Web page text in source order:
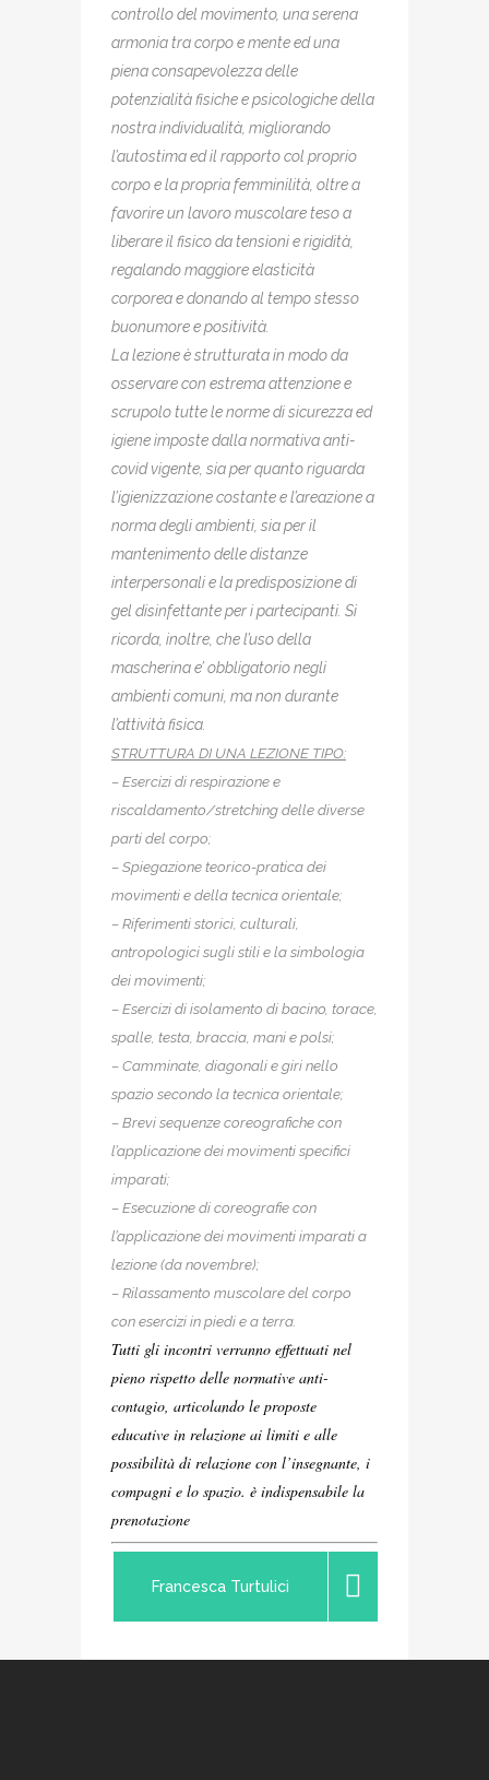
controllo del movimento, una serena
armonia tra corpo e mente ed una
piena consapevolezza delle
potenzialità fisiche e psicologiche della
nostra individualità, migliorando
l’autostima ed il rapporto col proprio
corpo e la propria femminilità, oltre a
favorire un lavoro muscolare teso a
liberare il fisico da tensioni e rigidità,
regalando maggiore elasticità
corporea e donando al tempo stesso
buonumore e positività.
La lezione è strutturata in modo da
osservare con estrema attenzione e
scrupolo tutte le norme di sicurezza ed
igiene imposte dalla normativa anti-
covid vigente, sia per quanto riguarda
l’igienizzazione costante e l’areazione a
norma degli ambienti, sia per il
mantenimento delle distanze
interpersonali e la predisposizione di
gel disinfettante per i partecipanti. Si
ricorda, inoltre, che l’uso della
mascherina e’ obbligatorio negli
ambienti comuni, ma non durante
l’attività fisica.
STRUTTURA DI UNA LEZIONE TIPO:
– Esercizi di respirazione e
riscaldamento/stretching delle diverse
parti del corpo;
– Spiegazione teorico-pratica dei
movimenti e della tecnica orientale;
– Riferimenti storici, culturali,
antropologici sugli stili e la simbologia
dei movimenti;
– Esercizi di isolamento di bacino, torace,
spalle, testa, braccia, mani e polsi;
– Camminate, diagonali e giri nello
spazio secondo la tecnica orientale;
– Brevi sequenze coreografiche con
l’applicazione dei movimenti specifici
imparati;
– Esecuzione di coreografie con
l’applicazione dei movimenti imparati a
lezione (da novembre);
– Rilassamento muscolare del corpo
con esercizi in piedi e a terra.
Tutti gli incontri verranno effettuati nel
pieno rispetto delle normative anti-
contagio, articolando le proposte
educative in relazione ai limiti e alle
possibilità di relazione con l’insegnante, i
compagni e lo spazio. è indispensabile la
prenotazione
Francesca Turtulici